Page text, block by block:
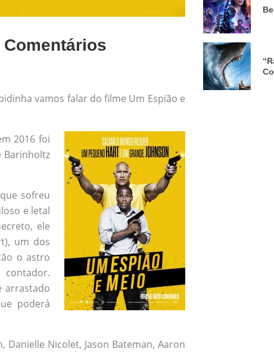
Comentários
vamos falar do filme Um Espião e
2016 foi
Barinholtz
sofreu
e letal
ele
um dos
o astro
arrastado
poderá
Danielle Nicolet, Jason Bateman, Aaron